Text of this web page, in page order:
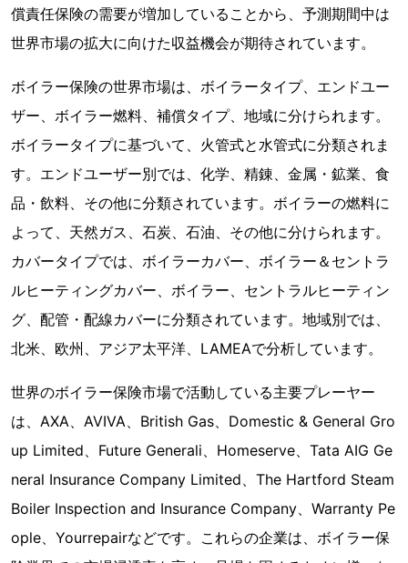
償責任保険の需要が増加していることから、予測期間中は
世界市場の拡大に向けた収益機会が期待されています。
ボイラー保険の世界市場は、ボイラータイプ、エンドユー
ザー、ボイラー燃料、補償タイプ、地域に分けられます。
ボイラータイプに基づいて、火管式と水管式に分類されま
す。エンドユーザー別では、化学、精錬、金属・鉱業、食
品・飲料、その他に分類されています。ボイラーの燃料に
よって、天然ガス、石炭、石油、その他に分けられます。
カバータイプでは、ボイラーカバー、ボイラー＆セントラ
ルヒーティングカバー、ボイラー、セントラルヒーティン
グ、配管・配線カバーに分類されています。地域別では、
北米、欧州、アジア太平洋、LAMEAで分析しています。
世界のボイラー保険市場で活動している主要プレーヤー
は、AXA、AVIVA、British Gas、Domestic & General Gro
up Limited、Future Generali、Homeserve、Tata AIG Ge
neral Insurance Company Limited、The Hartford Steam
Boiler Inspection and Insurance Company、Warranty Pe
ople、Yourrepairなどです。これらの企業は、ボイラー保